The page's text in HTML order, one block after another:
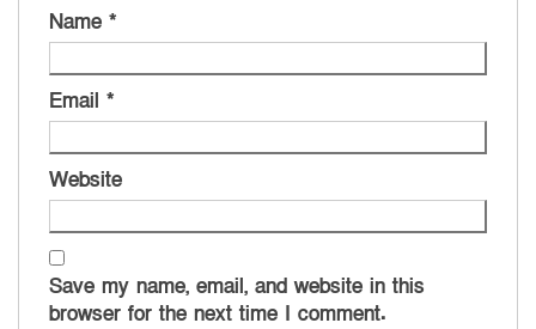
Name *
Email *
Website
Save my name, email, and website in this
browser for the next time I comment.